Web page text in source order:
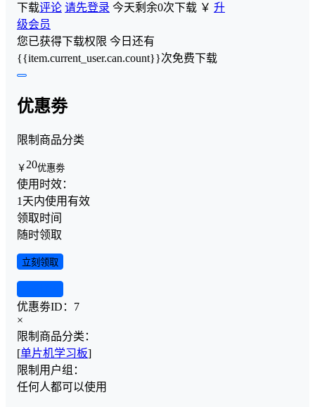
下载评论 请先登录 今天剩余0次下载 ￥ 升
级会员
您已获得下载权限 今日还有
{{item.current_user.can.count}}次免费下载
优惠劵
限制商品分类
￥20优惠劵
使用时效：
1天内使用有效
领取时间
随时领取
立刻领取
优惠劵ID： 7
×
限制商品分类：
[单片机学习板]
限制用户组：
任何人都可以使用